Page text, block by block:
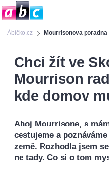
Ábíčko.cz Mourrisonova poradna
Chci žít ve
Mourrison
kde domov
Ahoj Mourrisone, s
cestujeme a
země. Rozhodla jsem
ne tady. Co si o tom